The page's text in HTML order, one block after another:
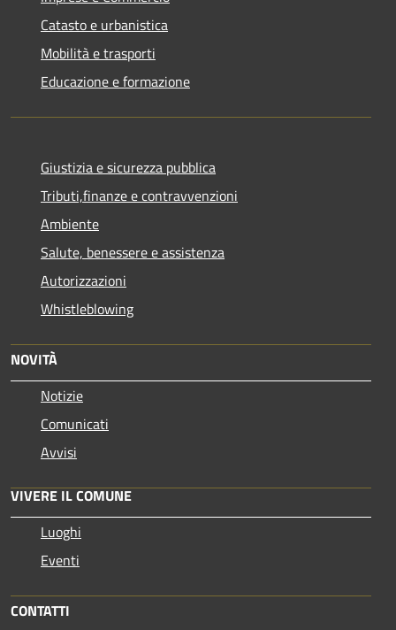
Catasto e urbanistica
Mobilità e trasporti
Educazione e formazione
Giustizia e sicurezza pubblica
Tributi,finanze e contravvenzioni
Ambiente
Salute, benessere e assistenza
Autorizzazioni
Whistleblowing
NOVITÀ
Notizie
Comunicati
Avvisi
VIVERE IL COMUNE
Luoghi
Eventi
CONTATTI